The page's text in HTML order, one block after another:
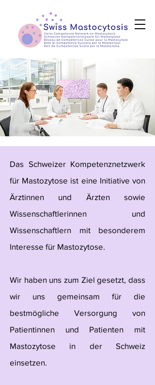
Das Schweizer Kompetenznetzwerk
für Mastozytose ist eine Initiative von
Ärztinnen und Ärzten sowie
Wissenschaftlerinnen und
Wissenschaftlern mit besonderem
Interesse für Mastozytose.
Wir haben uns zum Ziel gesetzt, dass
wir uns gemeinsam für die
bestmögliche Versorgung von
Patientinnen und Patienten mit
Mastozytose in der Schweiz
einsetzen.